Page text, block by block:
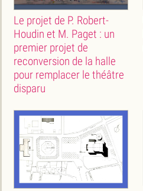
Le projet de P. Robert-
Houdin et M. Paget : un
premier projet de
reconversion de la halle
pour remplacer le théâtre
disparu